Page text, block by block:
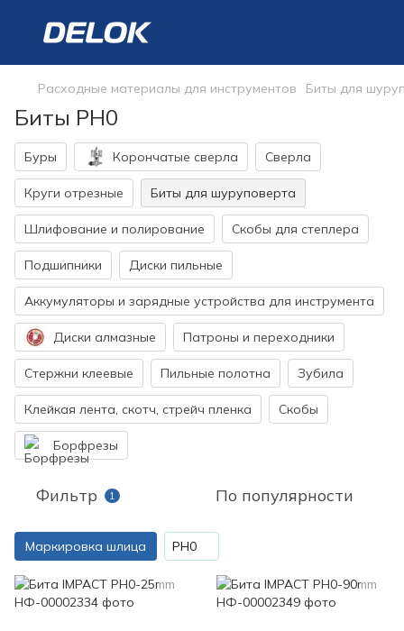
Расходные материалы для инструментов Биты для
Биты PH0
Буры Корончатые сверла Сверла
Круги отрезные Биты для шуруповерта
Шлифование и полирование Скобы для степлера
Подшипники Диски пильные
Аккумуляторы и зарядные устройства для инструмента
Диски алмазные Патроны и переходники
Стержни клеевые Пильные полотна Зубила
Клейкая лента, скотч, стрейч пленка Скобы
Борфрезы
Фильтр 1 По популярности
Маркировка шлица PH0